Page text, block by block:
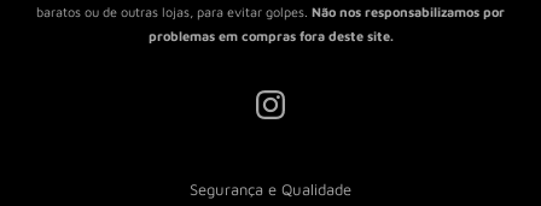
baratos ou de outras lojas, para evitar golpes. Não nos responsabilizamos por
problemas em compras fora deste site.
Segurança e Qualidade